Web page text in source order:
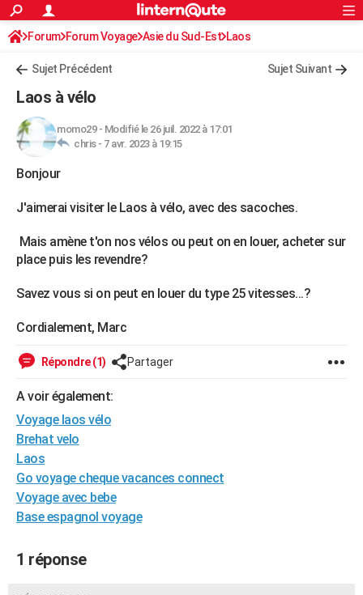
ACTUALITÉS
Politique
Société
Faits Divers
Education
Monde
Villes
+
FINANCE
Retraite
Impôts
Epargne
Immobilier
Risques naturels par ville
Banque
Assurance
Crédit
AUTO
Essais
Réserver un essai
Citadines
Berlines
SUV
Forum auto
+HIGH-TECH
Mobiles
Meilleur smartphone
Internet
Ordinateurs
Jeux vidéo
Guide high-tech
+
Forum
Aménagement intérieur
Extérieur
Cuisine
Salle de bains
Jardinage
Rangement
WEEK-END
GUIDES D'ACHAT
BONS PLANS
CARTE DE VOEUX
Carte de Noël
Carte Bonne année
Carte Saint-Valentin
Carte Pâques
Carte d'anniversaire
DICTIONNAIRE
S'inscrire
Connexion
Forum Forum Voyage Asie du Sud-Est Laos
Sujet Précédent Sujet Suivant
Laos à vélo
momo29- Modifié le 26 juil. 2022 à 17:01
chris - 7 avr. 2023 à 19:15
Bonjour
J'aimerai visiter le Laos à vélo, avec des sacoches.
Mais amène t'on nos vélos ou peut on en louer, acheter sur
place puis les revendre?
Savez vous si on peut en louer du type 25 vitesses...?
Cordialement, Marc
Répondre (1) Partager
A voir également:
Voyage laos vélo
Brehat velo
Laos
Go voyage cheque vacances connect
Voyage avec bebe
Base espagnol voyage
1 réponse